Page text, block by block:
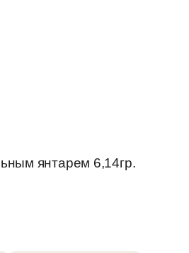
янтарем 6,14гр.